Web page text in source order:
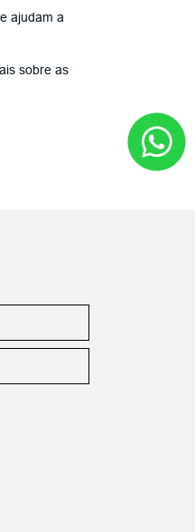
ajudam a
sobre as